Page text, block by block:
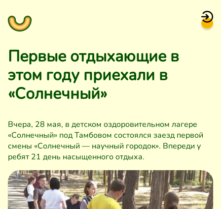
Первые отдыхающие в
этом году приехали в
«Солнечный»
Вчера, 28 мая, в детском оздоровительном лагере
«Солнечный» под Тамбовом состоялся заезд первой
смены «Солнечный — научный городок». Впереди у
ребят 21 день насыщенного отдыха.